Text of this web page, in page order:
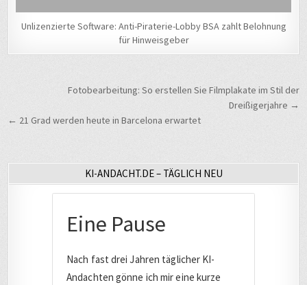
Unlizenzierte Software: Anti-Piraterie-Lobby BSA zahlt Belohnung
für Hinweisgeber
Beitragsnavigation
Fotobearbeitung: So erstellen Sie Filmplakate im Stil der
Dreißigerjahre →
← 21 Grad werden heute in Barcelona erwartet
KI-ANDACHT.DE – TÄGLICH NEU